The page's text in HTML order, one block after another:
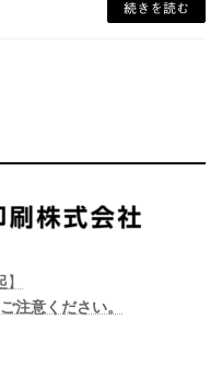
続きを読む
】
注意ください。